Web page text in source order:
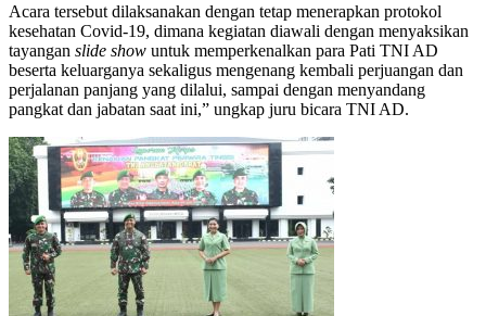
Acara tersebut dilaksanakan dengan tetap menerapkan protokol
kesehatan Covid-19, dimana kegiatan diawali dengan menyaksikan
tayangan slide show untuk memperkenalkan para Pati TNI AD
beserta keluarganya sekaligus mengenang kembali perjuangan dan
perjalanan panjang yang dilalui, sampai dengan menyandang
pangkat dan jabatan saat ini,” ungkap juru bicara TNI AD.